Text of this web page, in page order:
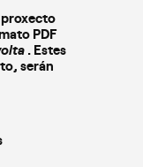
PDF
. Estes
serán